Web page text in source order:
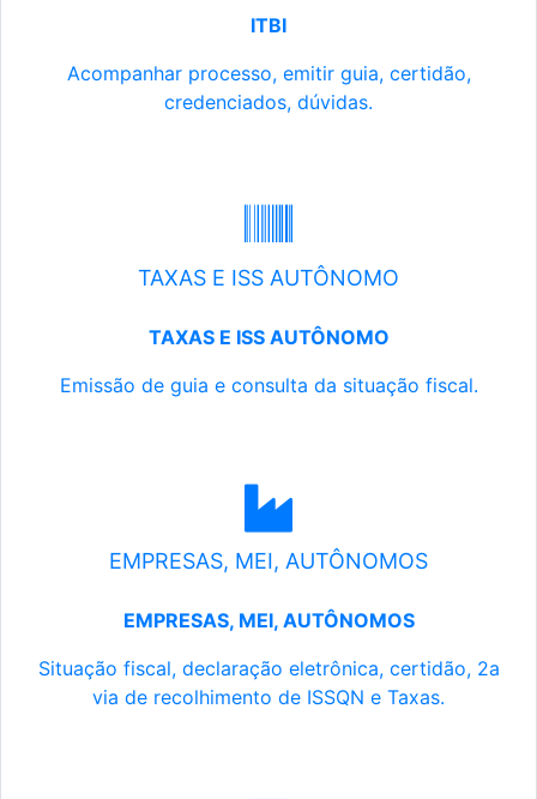
ITBI
Acompanhar processo, emitir guia, certidão,
credenciados, dúvidas.
TAXAS E ISS AUTÔNOMO
TAXAS E ISS AUTÔNOMO
Emissão de guia e consulta da situação fiscal.
EMPRESAS, MEI, AUTÔNOMOS
EMPRESAS, MEI, AUTÔNOMOS
Situação fiscal, declaração eletrônica, certidão, 2a
via de recolhimento de ISSQN e Taxas.